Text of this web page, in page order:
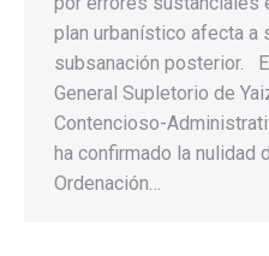
plan urbanístico afecta a
subsanación posterior.
General Supletorio de
Contencioso-
ha confirmado la nulidad
Ordenación…